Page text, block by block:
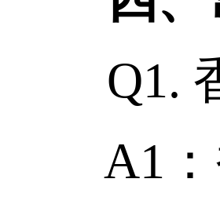
Q1. 香
A1：香